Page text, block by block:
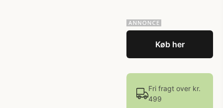
Køb her
Fri fragt over kr.
499